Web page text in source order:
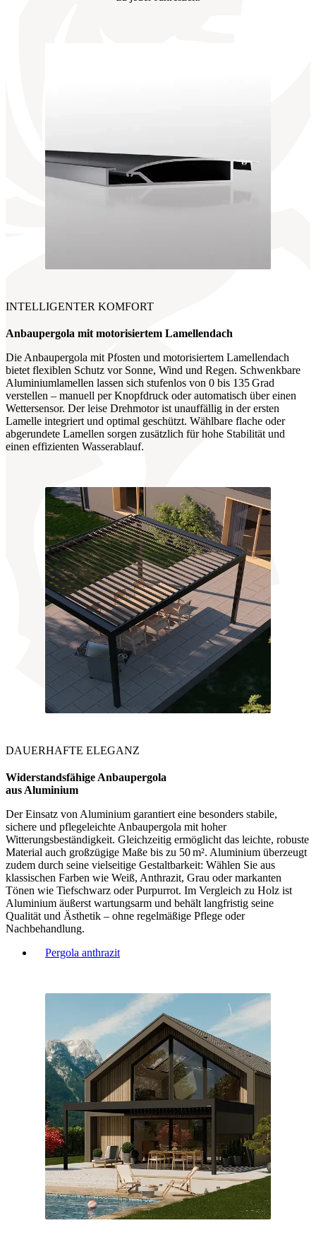
INTELLIGENTER KOMFORT
Anbaupergola mit motorisiertem Lamellendach
Die Anbaupergola mit Pfosten und motorisiertem Lamellendach
bietet flexiblen Schutz vor Sonne, Wind und Regen. Schwenkbare
Aluminiumlamellen lassen sich stufenlos von 0 bis 135 Grad
verstellen – manuell per Knopfdruck oder automatisch über einen
Wettersensor. Der leise Drehmotor ist unauffällig in der ersten
Lamelle integriert und optimal geschützt. Wählbare flache oder
abgerundete Lamellen sorgen zusätzlich für hohe Stabilität und
einen effizienten Wasserablauf.
DAUERHAFTE ELEGANZ
Widerstandsfähige Anbaupergola
aus Aluminium
Der Einsatz von Aluminium garantiert eine besonders stabile,
sichere und pflegeleichte Anbaupergola mit hoher
Witterungsbeständigkeit. Gleichzeitig ermöglicht das leichte, robuste
Material auch großzügige Maße bis zu 50 m². Aluminium überzeugt
zudem durch seine vielseitige Gestaltbarkeit: Wählen Sie aus
klassischen Farben wie Weiß, Anthrazit, Grau oder markanten
Tönen wie Tiefschwarz oder Purpurrot. Im Vergleich zu Holz ist
Aluminium äußerst wartungsarm und behält langfristig seine
Qualität und Ästhetik – ohne regelmäßige Pflege oder
Nachbehandlung.
Pergola anthrazit